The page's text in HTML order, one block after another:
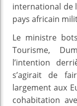
international de
pays africain
Le ministre
Tourisme,
l’intention
s’agirait de
largement aux
cohabitation